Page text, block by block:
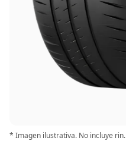
* Imagen ilustrativa. No incluye rin.